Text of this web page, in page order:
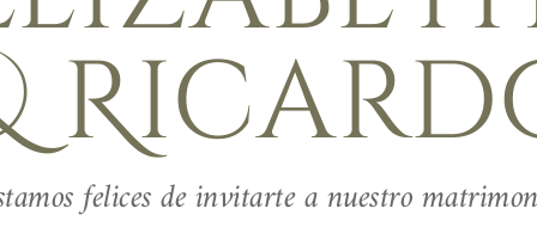
felices de invitarte a nuestro